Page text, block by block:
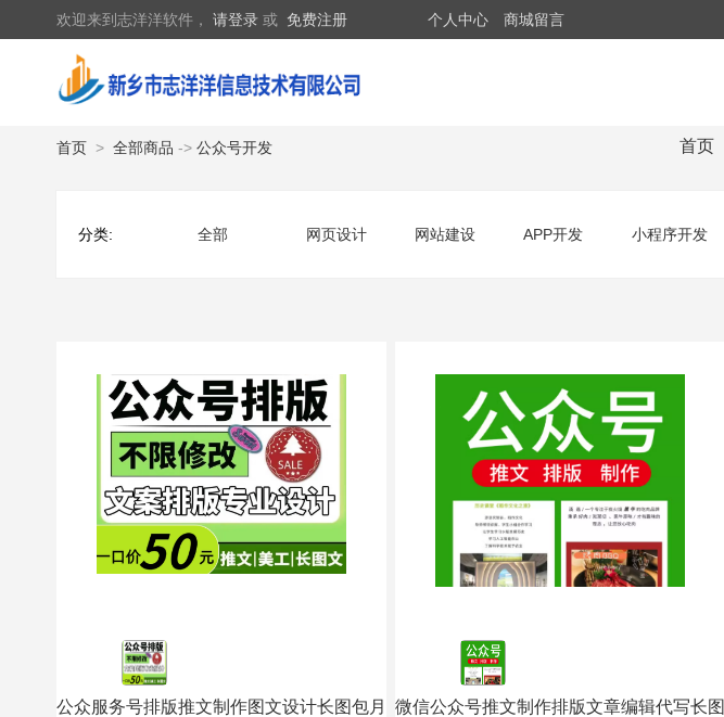
欢迎来到志洋洋软件， 请登录 或 免费注册 个人中心 商城留言
首页
首页 > 全部商品 -> 公众号开发
分类: 全部 网页设计 网站建设 APP开发 小程序开发
公众服务号排版推文制作图文设计长图包月
微信公众号推文制作排版文章编辑代写长图